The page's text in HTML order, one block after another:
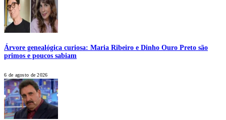
Árvore genealógica curiosa: Maria Ribeiro e Dinho Ouro Preto são
primos e poucos sabiam
6 de agosto de 2026